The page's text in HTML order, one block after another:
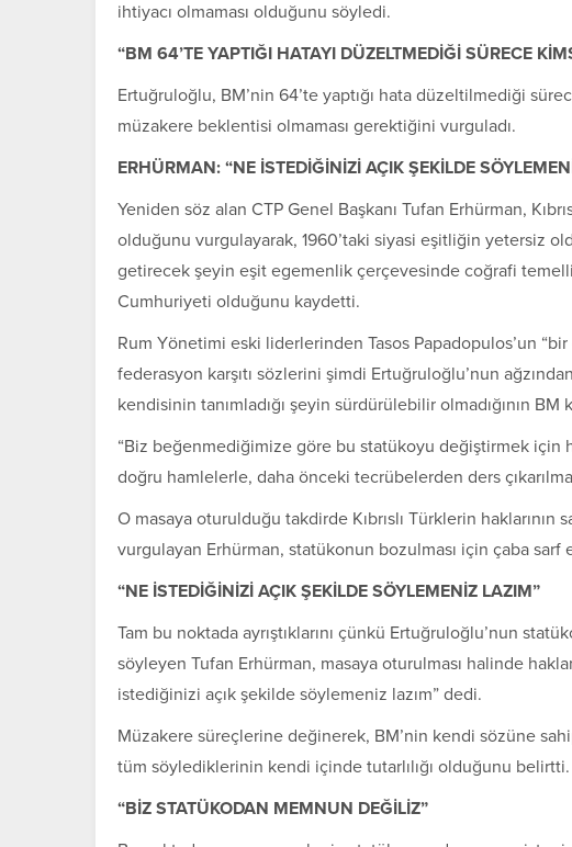
ihtiyacı olmaması olduğunu söyledi.
“BM 64’TE YAPTIĞI HATAYI DÜZELTMEDİĞİ SÜRECE
Ertuğruloğlu, BM’nin 64’te yaptığı hata düzeltilmediği
müzakere beklentisi olmaması gerektiğini vurguladı.
ERHÜRMAN: “NE İSTEDİĞİNİZİ AÇIK ŞEKİLDE
Yeniden söz alan CTP Genel Başkanı Tufan Erhürman,
olduğunu vurgulayarak, 1960’taki siyasi eşitliğin yetersiz
getirecek şeyin eşit egemenlik çerçevesinde coğrafi
Cumhuriyeti olduğunu kaydetti.
Rum Yönetimi eski liderlerinden Tasos Papadopulos’un
federasyon karşıtı sözlerini şimdi Ertuğruloğlu’nun
kendisinin tanımladığı şeyin sürdürülebilir olmadığının BM
“Biz beğenmediğimize göre bu statükoyu değiştirmek için
doğru hamlelerle, daha önceki tecrübelerden ders
O masaya oturulduğu takdirde Kıbrıslı Türklerin
vurgulayan Erhürman, statükonun bozulması için çaba
“NE İSTEDİĞİNİZİ AÇIK ŞEKİLDE SÖYLEMENİZ LAZIM”
Tam bu noktada ayrıştıklarını çünkü Ertuğruloğlu’nun
söyleyen Tufan Erhürman, masaya oturulması halinde
istediğinizi açık şekilde söylemeniz lazım” dedi.
Müzakere süreçlerine değinerek, BM’nin kendi sözüne
tüm söylediklerinin kendi içinde tutarlılığı olduğunu belirtti.
“BİZ STATÜKODAN MEMNUN DEĞİLİZ”